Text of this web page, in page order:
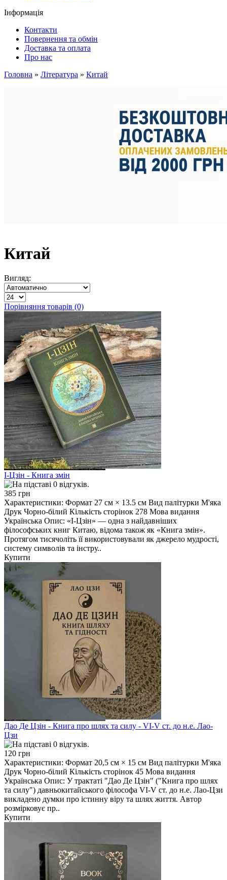
Інформація
Контакти
Повернення та обмін
Доставка та оплата
Про нас
Головна » Література » Китай
Китай
Вигляд:
Порівняння товарів (0)
І-Цзін - Книга змін
385 грн
Характеристики: Формат 27 см × 13.5 см Вид палітурки М'яка
Друк Чорно-білий Кількість сторінок 278 Мова видання
Українська Опис: «І-Цзін» — одна з найдавніших
філософських книг Китаю, відома також як «Книга змін».
Протягом тисячоліть її використовували як джерело мудрості,
систему символів та інстру..
Купити
Дао Де Цзін - Книга про шлях та силу - VI-V ст. до н.е. Лао-
Цзи
120 грн
Характеристики: Формат 20,5 см × 15 см Вид палітурки М'яка
Друк Чорно-білий Кількість сторінок 45 Мова видання
Українська Опис: У трактаті "Дао Де Цзін" ("Книга про шлях
та силу") давньокитайського філософа VI-V ст. до н.е. Лао-Цзи
викладено думки про істинну віру та шлях життя. Автор
розмірковує пр..
Купити